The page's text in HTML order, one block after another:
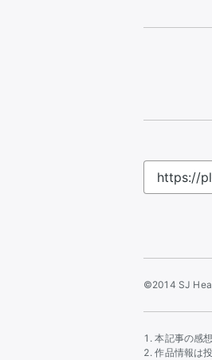
©2014 SJ
本記事の感
作品情報は